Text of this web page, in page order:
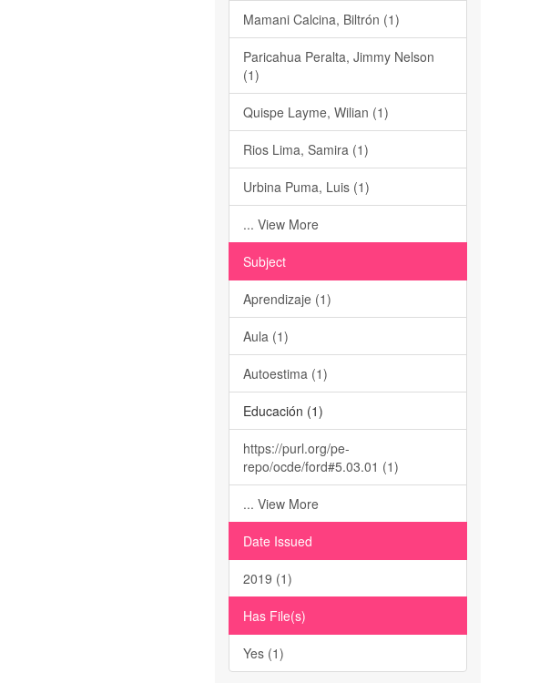
Mamani Calcina, Biltrón (1)
Paricahua Peralta, Jimmy Nelson
(1)
Quispe Layme, Wilian (1)
Rios Lima, Samira (1)
Urbina Puma, Luis (1)
... View More
Subject
Aprendizaje (1)
Aula (1)
Autoestima (1)
Educación (1)
https://purl.org/pe-
repo/ocde/ford#5.03.01 (1)
... View More
Date Issued
2019 (1)
Has File(s)
Yes (1)